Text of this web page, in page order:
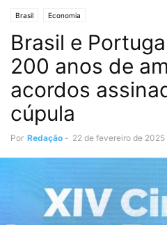
Brasil Economia
Brasil e
200 anos de
acordos
cúpula
Por Redação - 22 de fevereiro de 2025